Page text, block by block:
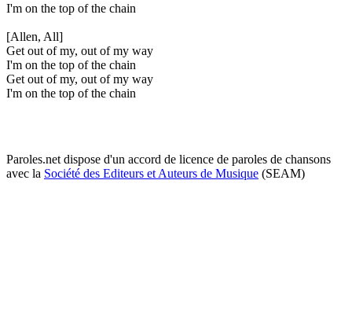
I'm on the top of the chain
[Allen, All]
Get out of my, out of my way
I'm on the top of the chain
Get out of my, out of my way
I'm on the top of the chain
Paroles.net dispose d'un accord de licence de paroles de chansons
avec la Société des Editeurs et Auteurs de Musique (SEAM)